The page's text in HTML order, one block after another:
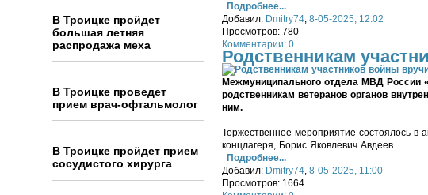
Подробнее...
Добавил: Dmitry74, 8-05-2025, 12:02
Просмотров: 780
Комментарии: 0
Родственникам
Межмуниципального отдела МВД России
родственникам ветеранов органов
ним.
Торжественное мероприятие состоялось в
концлагеря, Борис Яковлевич Авдеев.
Подробнее...
Добавил: Dmitry74, 8-05-2025, 11:00
Просмотров: 1664
В Троицке пройдет
большая летняя
распродажа меха
В Троицке проведет
прием врач-офтальмолог
В Троицке пройдет прием
сосудистого хирурга